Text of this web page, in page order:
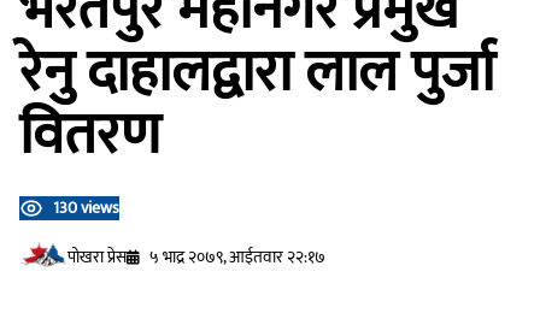
रेनु दाहालद्वारा लाल पुर्जा
वितरण
130 views
प‍ोखरा प्रेस
५ भाद्र २०७९, आईतवार २२:१७